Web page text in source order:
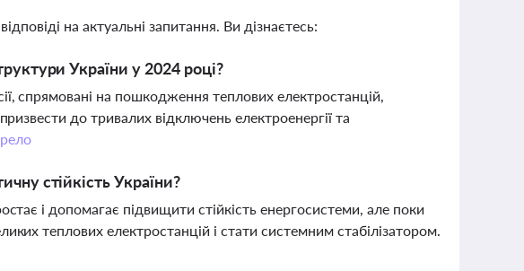
на актуальні запитання. Ви дізнаєтесь:
України у 2024 році?
спрямовані на пошкодження теплових електростанцій,
до тривалих відключень електроенергії та
стійкість України?
і допомагає підвищити стійкість енергосистеми, але поки
теплових електростанцій і стати системним стабілізатором.